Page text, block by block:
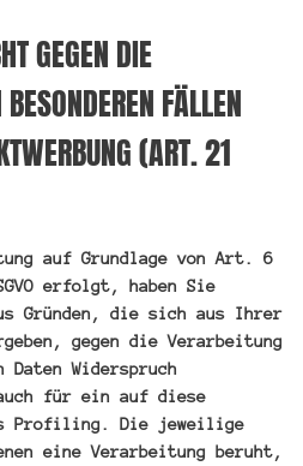
GEGEN DIE
FÄLLEN
(ART. 21
auf Grundlage von Art. 6
erfolgt, haben Sie
Gründen, die sich aus Ihrer
gegen die Verarbeitung
Daten Widerspruch
für ein auf diese
Profiling. Die jeweilige
eine Verarbeitung beruht,